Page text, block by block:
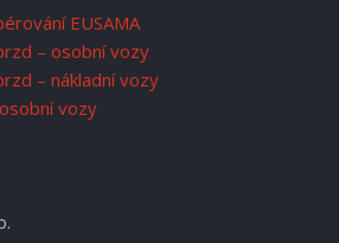
EUSAMA
– osobní vozy
– nákladní vozy
vozy